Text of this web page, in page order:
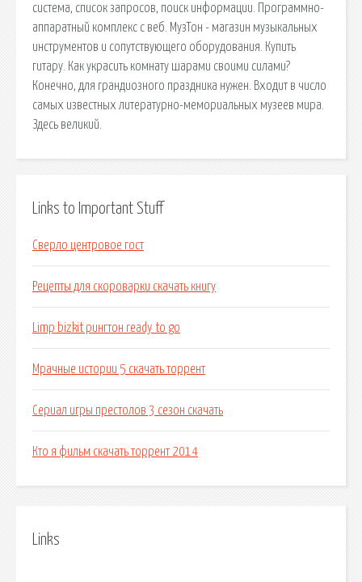
сиcтема, список запросов, поиск информации. Программно-
аппаратный комплекс с веб. МузТон - магазин музыкальных
инструментов и сопутствующего оборудования. Купить
гитару. Как украсить комнату шарами своими силами?
Конечно, для грандиозного праздника нужен. Входит в число
самых известных литературно-мемориальных музеев мира.
Здесь великий.
Links to Important Stuff
Сверло центровое гост
Рецепты для скороварки скачать книгу
Limp bizkit рингтон ready to go
Мрачные истории 5 скачать торрент
Сериал игры престолов 3 сезон скачать
Кто я фильм скачать торрент 2014
Links